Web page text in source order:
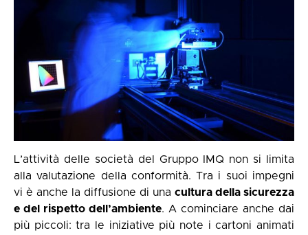
L’attività delle società del Gruppo IMQ non si limita
alla valutazione della conformità. Tra i suoi impegni
vi è anche la diffusione di una cultura della sicurezza
e del rispetto dell’ambiente. A cominciare anche dai
più piccoli: tra le iniziative più note i cartoni animati